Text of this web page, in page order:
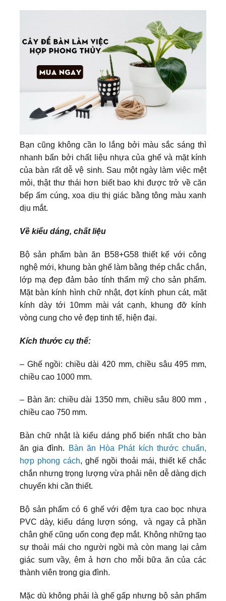
Bạn cũng không cần lo lắng bởi màu sắc sáng thì
nhanh bẩn bởi chất liệu nhựa của ghế và mặt kính
của bàn rất dễ vệ sinh. Sau một ngày làm việc mệt
mỏi, thật thư thái hơn biết bao khi được trở về căn
bếp ấm cúng, xoa dịu thị giác bằng tông màu xanh
dịu mắt.
Về kiểu dáng, chất liệu
Bộ sản phẩm bàn ăn B58+G58 thiết kế với công
nghệ mới, khung bàn ghế làm bằng thép chắc chắn,
lớp mạ đẹp đảm bảo tính thẩm mỹ cho sản phẩm.
Mặt bàn kính hình chữ nhật, đợt kính phun cát, mặt
kính dày tới 10mm mài vát cạnh, khung đỡ kính
vòng cung cho vẻ đẹp tinh tế, hiện đại.
Kích thước cụ thể:
– Ghế ngồi: chiều dài 420 mm, chiều sâu 495 mm,
chiều cao 1000 mm.
– Bàn ăn: chiều dài 1350 mm, chiều sâu 800 mm ,
chiều cao 750 mm.
Bàn chữ nhật là kiểu dáng phổ biến nhất cho bàn
ăn gia đình.
Bàn ăn Hòa Phát kích thước chuẩn,
hợp phong cách, ghế ngồi thoải mái, thiết kế chắc
chắn nhưng trọng lượng vừa phải nên dễ dàng dịch
chuyển khi cần thiết.
Bộ sản phẩm có 6 ghế với đệm tựa cao bọc nhựa
PVC dày, kiểu dáng lượn sóng, và ngay cả phần
chân ghế cũng uốn cong đẹp mắt. Không những tạo
sự thoải mái cho người ngồi mà còn mang lại cảm
giác sum vầy, êm ả hơn cho mỗi bữa ăn của các
thành viên trong gia đình.
Mặc dù không phải là ghế gấp nhưng bộ sản phẩm